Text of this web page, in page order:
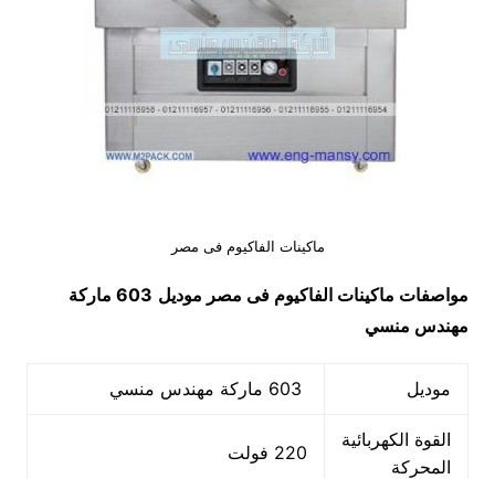
ماكينات الفاكيوم فى مصر
مواصفات ماكينات الفاكيوم فى مصر موديل
603 ماركة
مهندس منسي
موديل
القوة الكهربائية
المحركة
220 فولت